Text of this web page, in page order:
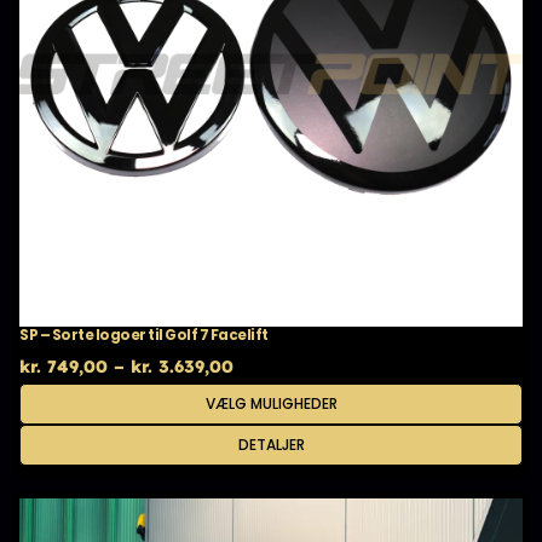
SP – Sorte logoer til Golf 7 Facelift
kr. 749,00 – kr. 3.639,00Prisinterval:
kr. 749,00
til
kr. 3.639,00
VÆLG MULIGHEDER
Dette
vare
flere
DETALJER